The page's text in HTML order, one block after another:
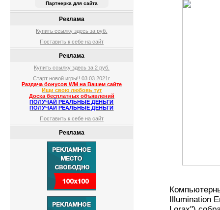
Партнерка для сайта
Реклама
Купить ссылку здесь заруб.
Поставить к себе на сайт
Реклама
Купить ссылку здесь за 2 руб.
Старт новой игры!! 03.03.2021г
Раздача бонусов WM на Вашем сайте
Ищи свою любовь тут
Доска бесплатных объявлений
ПОЛУЧАЙ РЕАЛЬНЫЕ ДЕНЬГИ
ПОЛУЧАЙ РЕАЛЬНЫЕ ДЕНЬГИ
Поставить к себе на сайт
Реклама
Illumination